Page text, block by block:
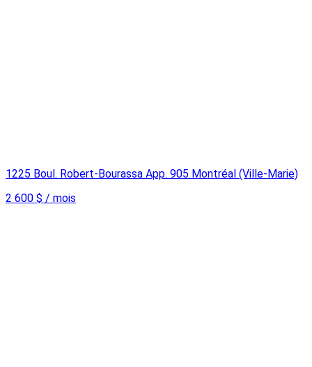
1225 Boul. Robert-Bourassa App. 905 Montréal (Ville-Marie)
2 600 $ / mois